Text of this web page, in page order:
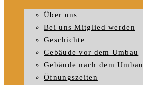
Über uns
Bei uns Mitglied werden
Geschichte
Gebäude vor dem Umbau
Gebäude nach dem Umbau
Öfnungszeiten